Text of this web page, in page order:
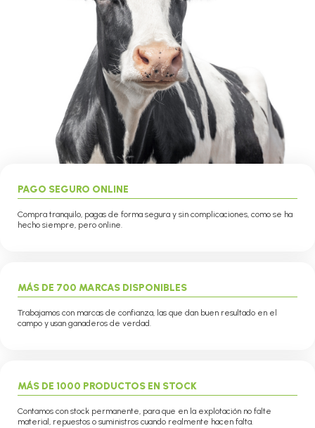
PAGO SEGURO ONLINE
Compra tranquilo, pagas de forma segura y sin complicaciones, como se ha
hecho siempre, pero online.
MÁS DE 700 MARCAS DISPONIBLES
Trabajamos con marcas de confianza, las que dan buen resultado en el
campo y usan ganaderos de verdad.
MÁS DE 1000 PRODUCTOS EN STOCK
Contamos con stock permanente, para que en la explotación no falte
material, repuestos o suministros cuando realmente hacen falta.